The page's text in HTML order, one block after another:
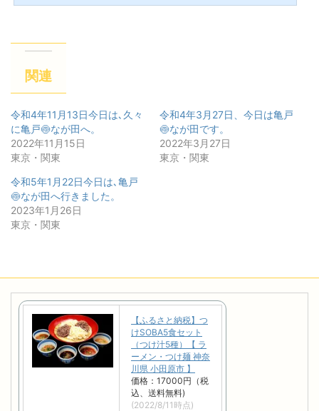
シューめし・遠目から江東区亀戸、...
関連
令和4年11月13日今日は､久々
に亀戸🍥なが田へ。
2022年11月15日
東京・関東
令和4年3月27日、今日は亀戸
🍥なが田です。
2022年3月27日
東京・関東
令和5年1月22日今日は､亀戸
🍥なが田へ行きました。
2023年1月26日
東京・関東
【ふるさと納税】つ
けSOBA5食セット
（つけ汁5種）【 ラ
ーメン・つけ麺 神奈
川県 小田原市 】
価格：17000円（税
込、送料無料)
(2022/8/11時点)